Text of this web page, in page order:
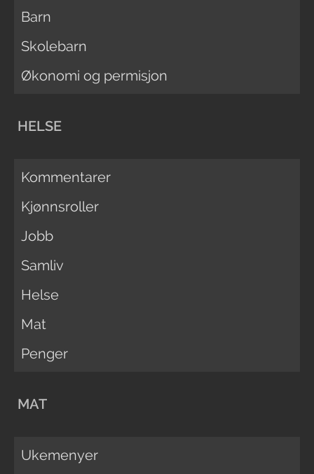
Barn
Skolebarn
Økonomi og permisjon
HELSE
Kommentarer
Kjønnsroller
Jobb
Samliv
Helse
Mat
Penger
MAT
Ukemenyer